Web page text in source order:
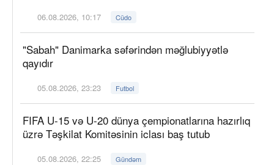
06.08.2026, 10:17 Cüdo
"Sabah" Danimarka səfərindən məğlubiyyətlə
qayıdır
05.08.2026, 23:23 Futbol
FIFA U-15 və U-20 dünya çempionatlarına hazırlıq
üzrə Təşkilat Komitəsinin iclası baş tutub
05.08.2026, 22:25 Gündəm